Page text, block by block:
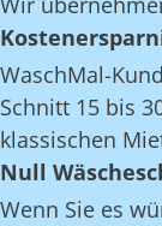
WaschMal-
Schnitt 15 bis
klassischen
Null
Wenn Sie es